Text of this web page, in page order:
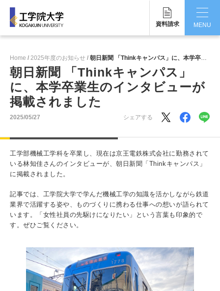
資料請求
MENU
工学院大学について
学部・大学院
学生生活
研究・産学連携
就職・キャリア
キャンパス
入試情報
受験生の方 在学生・保証人の方 卒業生の方
一般・企業の方 寄付・ご支援 アクセス
Home 2025年度のお知らせ 朝日新聞 「Thinkキャンパス」に、本学卒業生のインタビューが掲載されました
朝日新聞 「Thinkキャンパス」
に、本学卒業生のインタビューが
掲載されました
2025/05/27 シェアする
工学部機械工学科を卒業し、現在は京王電鉄株式会社に勤務されて
いる林知佳さんのインタビューが、朝日新聞「Thinkキャンパス」
に掲載されました。
記事では、工学院大学で学んだ機械工学の知識を活かしながら鉄道
業界で活躍する姿や、ものづくりに携わる仕事への想いが語られて
います。「女性社員の先駆けになりたい」という言葉も印象的で
す。ぜひご覧ください。